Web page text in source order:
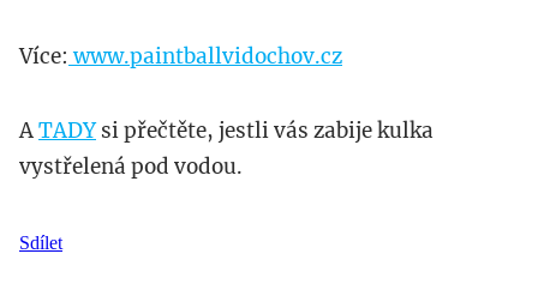
Více: www.paintballvidochov.cz
ATADYsi přečtěte, jestli vás zabije kulka
vystřelená pod vodou.
Sdílet